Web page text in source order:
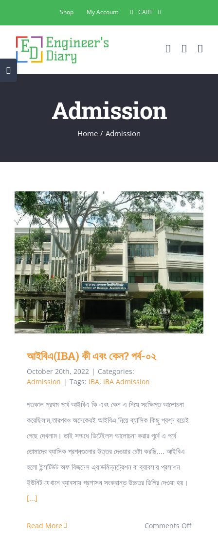
to
content
Shop My Account CART
Admission
Home Admission
আইবিএ(IBA) কী এবং কেন? পর্ব-০২
আইবিএ(IBA) কী এবং কেন? পর্ব-০২
October 20th, 2022 | Categories:
Admission | Tags: IBA, IBA Admission
গতকাল প্রথম পর্বে আইবিএ কি এবং কেন এ নিয়ে সংক্ষিপ্ত আলোচনা
করেছিলাম,তারপরও অনেকেরই আইবিএ নিয়ে ব্যাসিক কিছু প্রশ্ন রয়েই
গেছে দেখলাম। তাই সম্মধে ডিটেইলস আলোচনা করার পূর্বে এ পর্বে
তোমাদের ব্যাসিক প্রশ্নগুলোর উত্তর দেওয়ার চেষ্টা করছি.... আইবিএ
হলো ইন্সটিউট অফ বিজনেস এ্যাডমিন্নট্রেশন বা ব্যাবসায় প্রসাশন
ইউনিট যেখানে ব্যাবসায় প্রশাসন সংক্রান্ত উচ্চতর ডিগ্রি দেওয়া হয়।
[...]
Read More Comments Offon
Toggle
Sliding